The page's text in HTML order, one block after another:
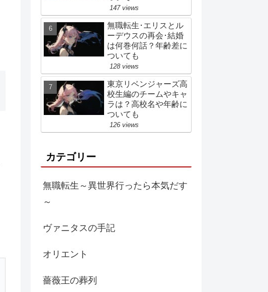
147 views
無職転生･エリスとル
ーデウスの再会･結婚
は何巻何話？年齢差に
ついても
128 views
東京リベンジャーズ高
校生編のチームやキャ
ラは？高校名や年齢に
ついても
126 views
カテゴリー
無職転生～異世界行ったら本気だす
～
ヴァニタスの手記
オリエント
薔薇王の葬列